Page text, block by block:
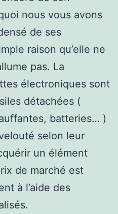
nous vous avons
de ses
raison qu’elle ne
pas. La
électroniques sont
détachées (
batteries… )
selon leur
un élément
de marché est
à l’aide des